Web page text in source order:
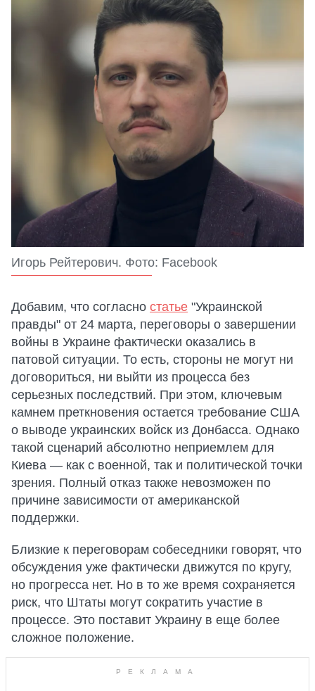
Игорь Рейтерович. Фото: Facebook
Добавим, что согласно статье "Украинской
правды" от 24 марта, переговоры о завершении
войны в Украине фактически оказались в
патовой ситуации. То есть, стороны не могут ни
договориться, ни выйти из процесса без
серьезных последствий. При этом, ключевым
камнем преткновения остается требование США
о выводе украинских войск из Донбасса. Однако
такой сценарий абсолютно неприемлем для
Киева — как с военной, так и политической точки
зрения. Полный отказ также невозможен по
причине зависимости от американской
поддержки.
Близкие к переговорам собеседники говорят, что
обсуждения уже фактически движутся по кругу,
но прогресса нет. Но в то же время сохраняется
риск, что Штаты могут сократить участие в
процессе. Это поставит Украину в еще более
сложное положение.